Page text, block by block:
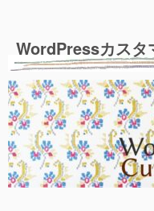
WordPressカスタ